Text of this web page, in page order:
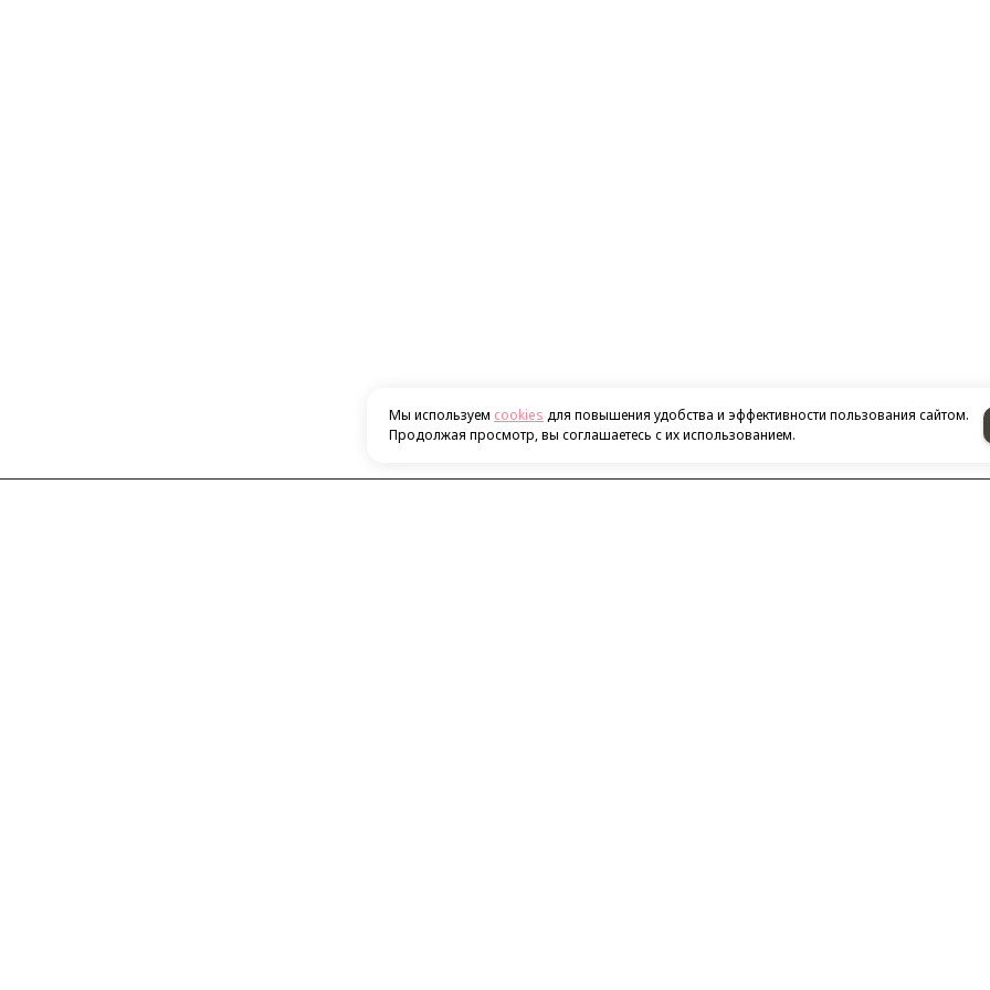
Мы используем cookies для повышения удобства и эффективности пользования сайтом.
Продолжая просмотр, вы соглашаетесь с их использованием.